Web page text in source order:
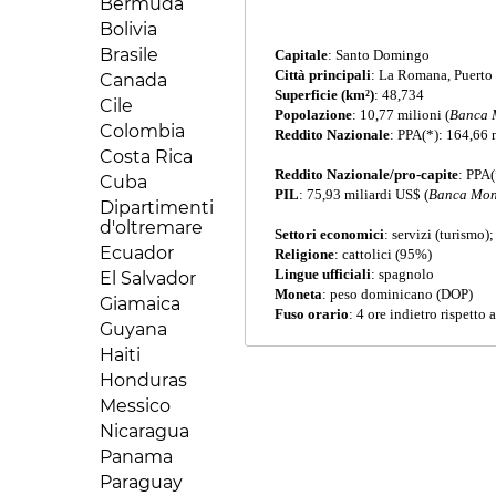
Comore
Costa d'Avorio
Egitto
Eritrea
Etiopia
Gabon
Gambia
Ghana
Gibuti
Guinea Bissau
Guinea
Conakry
Guinea
Equatoriale
Kenya
Liberia
Libia
Madagascar
Malawi
Bolivia
Brasile
Canada
Cile
Colombia
Costa Rica
Cuba
Dipartimenti
d'oltremare
Ecuador
El Salvador
Giamaica
Guyana
Haiti
Honduras
Messico
Nicaragua
Panama
Paraguay
Capitale: Santo Domingo
Città principali: La Romana, Puerto
Superficie (km²): 48,734
Popolazione: 10,77 milioni (Banca
Reddito Nazionale: PPA(*): 164,66
Reddito Nazionale/pro-capite:
PIL: 75,93 miliardi US$ (Banca
Settori economici: servizi
Religione: cattolici (95%)
Lingue ufficiali: spagnolo
Moneta: peso dominicano (DOP)
Fuso orario: 4 ore indietro rispetto